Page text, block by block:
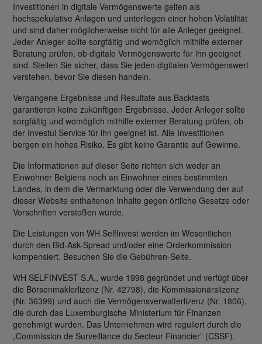
Investitionen in digitale Vermögenswerte gelten als
hochspekulative Anlagen und unterliegen einer hohen Volatilität
und sind daher möglicherweise nicht für alle Anleger geeignet.
Jeder Anleger sollte sorgfältig und womöglich mithilfe externer
Beratung prüfen, ob digitale Vermögenswerte für ihn geeignet
sind. Stellen Sie sicher, dass Sie jeden digitalen Vermögenswert
verstehen, bevor Sie diesen handeln.
Vergangene Ergebnisse und Resultate aus Backtests
garantieren keine zukünftigen Ergebnisse. Jeder Anleger sollte
sorgfältig und womöglich mithilfe externer Beratung prüfen, ob
der Investui Service für ihn geeignet ist. Alle Investitionen
bergen ein hohes Risiko. Es gibt keine Garantie auf Gewinne.
Die Informationen auf dieser Seite richten sich weder an
Einwohner Belgiens noch an Einwohner eines bestimmten
Landes, in dem die Vermarktung oder die Verwendung der auf
dieser Website enthaltenen Inhalte gegen örtliche Gesetze oder
Vorschriften verstoßen würde.
Die Leistungen von WH SelfInvest werden im Wesentlichen
durch den Bid-Ask-Spread und/oder eine Orderkommission
kompensiert. Besuchen Sie die Gebühren-Seite.
WH SELFINVEST S.A., wurde 1998 gegründet und verfügt über
die Börsenmaklerlizenz (Nr. 42798), die Kommissionärslizenz
(Nr. 36399) und auch die Vermögensverwalterlizenz (Nr. 1806),
die durch das Luxemburgische Ministerium für Finanzen
genehmigt wurden. Das Unternehmen wird reguliert durch die
„Commission de Surveillance du Secteur Financier” (CSSF).